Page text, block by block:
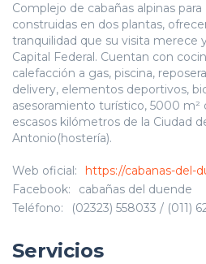
Complejo de cabañas alpinas
construidas en dos plantas,
tranquilidad que su visita merece
Capital Federal. Cuentan con
calefacción a gas, piscina,
delivery, elementos deportivos,
asesoramiento turístico, 5000 m²
escasos kilómetros de la Ciudad
Antonio(hostería).
Web oficial:
https://cabanas-del-
Facebook:
cabañas del duende
Teléfono:
(02323) 558033 / (011)
Servicios